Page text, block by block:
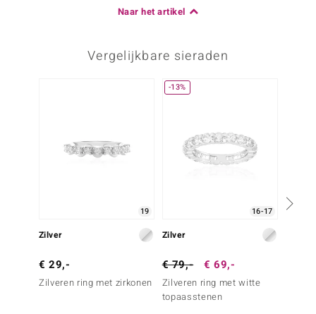
Naar het artikel
Vergelijkbare sieraden
19
Zilver
€ 29,-
Zilveren ring met zirkonen
-13%
16-17
Zilver
€ 79,- € 69,-
Zilveren ring met witte
topaasstenen